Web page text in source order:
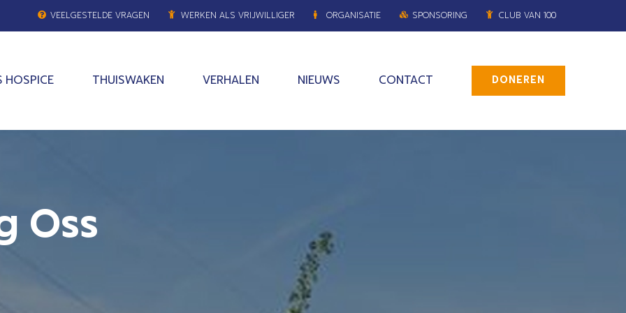
VEELGESTELDE VRAGEN WERKEN ALS VRIJWILLIGER ORGANISATIE SPONSORING CLUB VAN 100
HOSPICE THUISWAKEN VERHALEN NIEUWS CONTACT DONEREN
Oss